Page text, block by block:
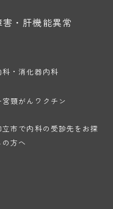
害・肝機能異常
科・消化器内科
宮頸がんワクチン
立市で内科の受診先をお探
の方へ